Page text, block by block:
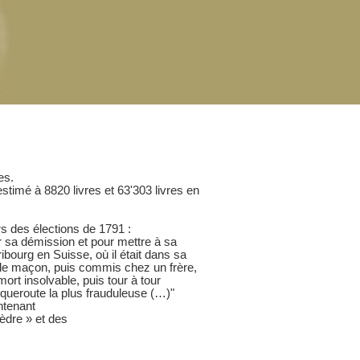
à 8820 livres et 63'303 livres en
des élections de 1791 :
sa démission et pour mettre à sa
en Suisse, où il était dans sa
maçon, puis commis chez un frère,
insolvable, puis tour à tour
la plus frauduleuse (…)"
» et des